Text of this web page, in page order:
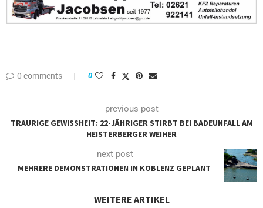
0 comments 0
previous post
TRAURIGE GEWISSHEIT: 22-JÄHRIGER STIRBT BEI BADEUNFALL AM
HEISTERBERGER WEIHER
next post
MEHRERE DEMONSTRATIONEN IN KOBLENZ GEPLANT
WEITERE ARTIKEL